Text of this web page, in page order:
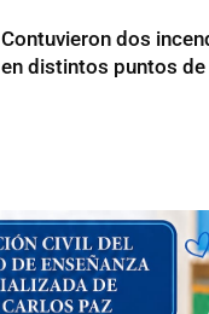
Contuvieron dos
en distintos puntos